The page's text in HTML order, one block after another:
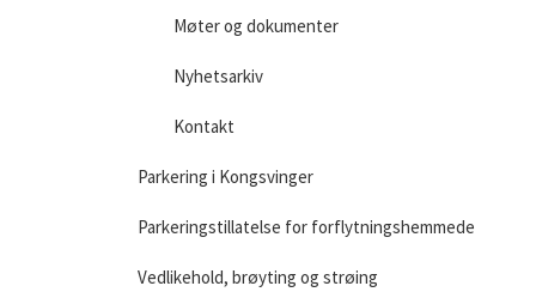
Møter og dokumenter
Nyhetsarkiv
Kontakt
Parkering i Kongsvinger
Parkeringstillatelse for forflytningshemmede
Vedlikehold, brøyting og strøing